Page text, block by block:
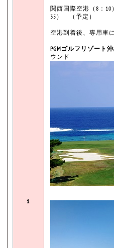
1
関西国際空港（8：10
35） （予定）
空港到着後、専用車
PGMゴルフリゾート
ウンド